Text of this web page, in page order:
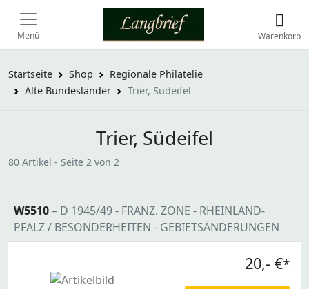
Menü Warenkorb
Startseite Shop
Regionale Philatelie
Alte Bundesländer
Trier, Südeifel
Trier, Südeifel
80 Artikel - Seite 2 von 2
W5510– D 1945/49 - FRANZ. ZONE - RHEINLAND-
PFALZ / BESONDERHEITEN - GEBIETSÄNDERUNGEN
20,- €*